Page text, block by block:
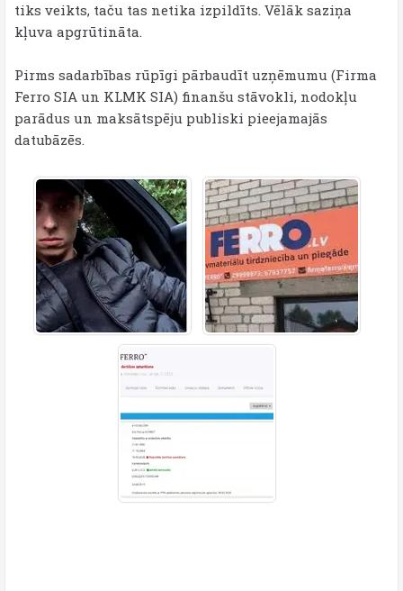
tiks veikts, taču tas netika izpildīts. Vēlāk saziņa
kļuva apgrūtināta.
Pirms sadarbības rūpīgi pārbaudīt uzņēmumu (Firma
Ferro SIA un KLMK SIA) finanšu stāvokli, nodokļu
parādus un maksātspēju publiski pieejamajās
datubāzēs.